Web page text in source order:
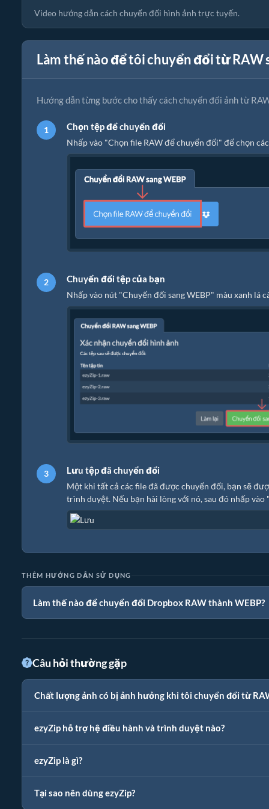
Video hướng dẫn cách chuyển đổi hình ảnh trực tuyến.
Làm thế nào để tôi chuyển đổi từ RAW
Hướng dẫn từng bước cho thấy cách chuyển đổi ảnh từ
Chọn tệp để chuyển đổi
Nhấp vào "Chọn file RAW để chuyển đổi" để chọn
Chuyển đổi tệp của bạn
Nhấp vào nút "Chuyển đổi sang WEBP" màu xanh
Lưu tệp đã chuyển đổi
Một khi tất cả các file đã được chuyển đổi, bạn sẽ
trình duyệt. Nếu bạn hài lòng với nó, sau đó nhấp
THÊM HƯỚNG DẪN SỬ DỤNG
Làm thế nào để chuyển đổi Dropbox RAW thành WEBP?
Câu hỏi thường gặp
Chất lượng ảnh có bị ảnh hưởng khi tôi chuyển đổi từ
ezyZip hỗ trợ hệ điều hành và trình duyệt nào?
ezyZip là gì?
Tại sao nên dùng ezyZip?